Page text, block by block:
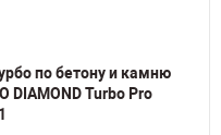
по бетону и камню
Turbo Pro